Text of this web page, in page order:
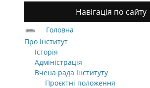
Навігація по сайту
Головна
Про Інститут
Історія
Адміністрація
Вчена рада Інституту
Проєктні положення